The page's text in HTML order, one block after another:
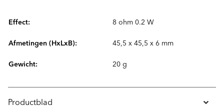
Effect: 8 ohm 0.2 W
Afmetingen (HxLxB): 45,5 x 45,5 x 6 mm
Gewicht: 20 g
Productblad